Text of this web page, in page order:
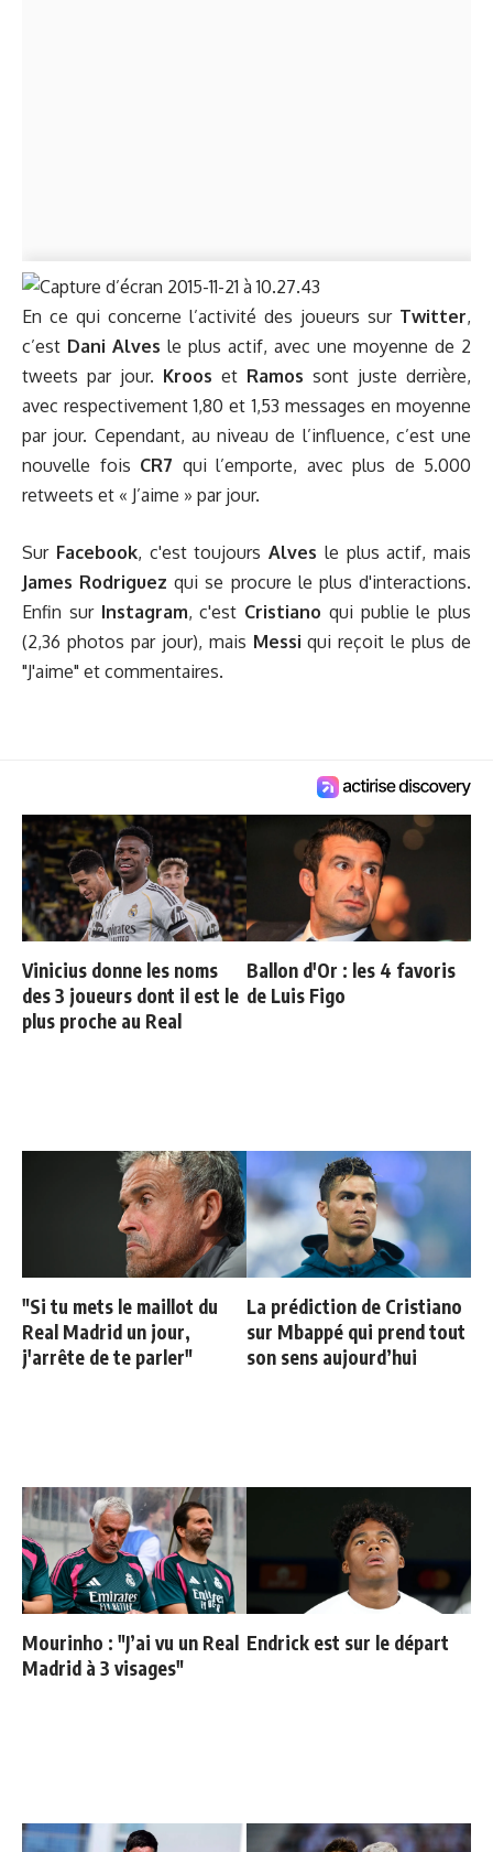
En ce qui concerne l’activité des joueurs sur Twitter,
c’est Dani Alves le plus actif, avec une moyenne de 2
tweets par jour. Kroos et Ramos sont juste derrière,
avec respectivement 1,80 et 1,53 messages en moyenne
par jour. Cependant, au niveau de l’influence, c’est une
nouvelle fois CR7 qui l’emporte, avec plus de 5.000
retweets et « J’aime » par jour.
Sur Facebook, c'est toujours Alves le plus actif, mais
James Rodriguez qui se procure le plus d'interactions.
Enfin sur Instagram, c'est Cristiano qui publie le plus
(2,36 photos par jour), mais Messi qui reçoit le plus de
"J'aime" et commentaires.
Vinicius donne les noms
des 3 joueurs dont il est le
plus proche au Real
Ballon d'Or : les 4 favoris
de Luis Figo
"Si tu mets le maillot du
Real Madrid un jour,
j'arrête de te parler"
La prédiction de Cristiano
sur Mbappé qui prend tout
son sens aujourd’hui
Mourinho : "J’ai vu un Real
Madrid à 3 visages"
Endrick est sur le départ